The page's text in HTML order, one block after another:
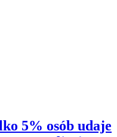
5% osób udaje